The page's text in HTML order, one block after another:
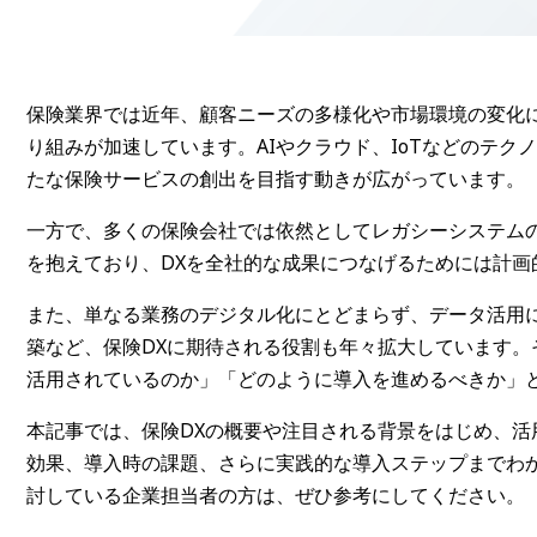
保険業界では近年、顧客ニーズの多様化や市場環境の変
り組みが加速しています。AIやクラウド、IoTなどのテク
たな保険サービスの創出を目指す動きが広がっています。
一方で、多くの保険会社では依然としてレガシーシステ
を抱えており、DXを全社的な成果につなげるためには計
また、単なる業務のデジタル化にとどまらず、データ活
築など、保険DXに期待される役割も年々拡大しています
活用されているのか」「どのように導入を進めるべきか
本記事では、保険DXの概要や注目される背景をはじめ、
効果、導入時の課題、さらに実践的な導入ステップまで
討している企業担当者の方は、ぜひ参考にしてください。